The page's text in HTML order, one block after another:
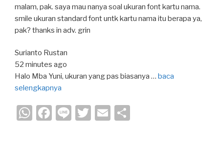
malam, pak. saya mau nanya soal ukuran font kartu nama.
smile ukuran standard font untk kartu nama itu berapa ya,
pak? thanks in adv. grin
Surianto Rustan
52 minutes ago
Halo Mba Yuni, ukuran yang pas biasanya … baca
selengkapnya
W F
Li T
E